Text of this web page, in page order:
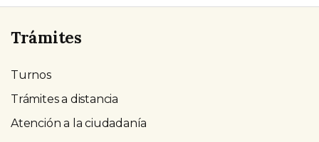
Trámites
Turnos
Trámites a distancia
Atención a la ciudadanía